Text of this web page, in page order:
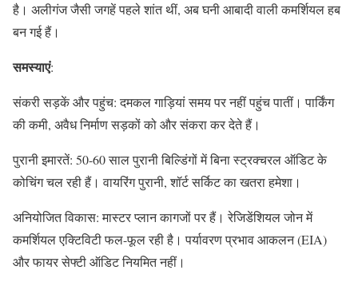
है। अलीगंज जैसी जगहें पहले शांत थीं, अब घनी आबादी वाली कमर्शियल हब
बन गई हैं।
समस्याएं:
संकरी सड़कें और पहुंच: दमकल गाड़ियां समय पर नहीं पहुंच पातीं। पार्किंग
की कमी, अवैध निर्माण सड़कों को और संकरा कर देते हैं।
पुरानी इमारतें: 50-60 साल पुरानी बिल्डिंगों में बिना स्ट्रक्चरल ऑडिट के
कोचिंग चल रही हैं। वायरिंग पुरानी, शॉर्ट सर्किट का खतरा हमेशा।
अनियोजित विकास: मास्टर प्लान कागजों पर हैं। रेजिडेंशियल जोन में
कमर्शियल एक्टिविटी फल-फूल रही है। पर्यावरण प्रभाव आकलन (EIA)
और फायर सेफ्टी ऑडिट नियमित नहीं।